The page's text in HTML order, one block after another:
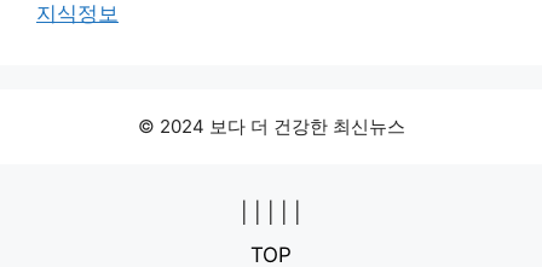
지식정보
© 2024 보다 더 건강한 최신뉴스
TOP